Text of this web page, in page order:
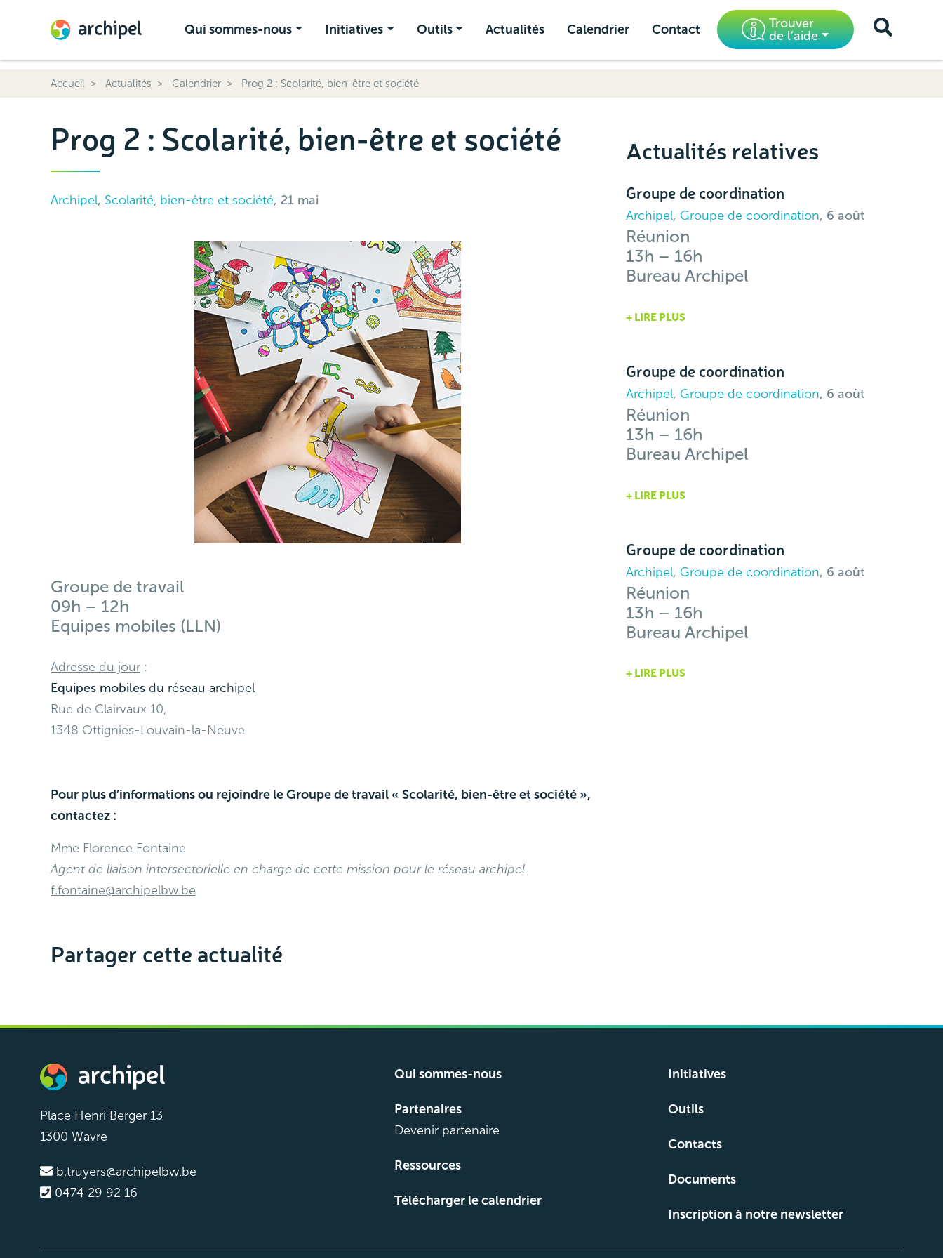
Qui sommes-nous Initiatives Outils Actualités Calendrier Contact
Trouver
de l’aide
Accueil Actualités Calendrier Prog 2 : Scolarité, bien-être et société
Prog 2 : Scolarité, bien-être et société
Archipel, Scolarité, bien-être et société, 21 mai
Groupe de travail
09h – 12h
Equipes mobiles (LLN)
Adresse du jour :
Equipes mobiles du réseau archipel
Rue de Clairvaux 10,
1348 Ottignies-Louvain-la-Neuve
Pour plus d’informations ou rejoindre le Groupe de travail « Scolarité, bien-être et société »,
contactez :
Mme Florence Fontaine
Agent de liaison intersectorielle en charge de cette mission pour le réseau archipel.
f.fontaine@archipelbw.be
Partager cette actualité
Actualités relatives
Groupe de coordination
Archipel, Groupe de coordination, 6 août
Réunion
13h – 16h
Bureau Archipel
+ LIRE PLUS
Groupe de coordination
Archipel, Groupe de coordination, 6 août
Réunion
13h – 16h
Bureau Archipel
+ LIRE PLUS
Groupe de coordination
Archipel, Groupe de coordination, 6 août
Réunion
13h – 16h
Bureau Archipel
+ LIRE PLUS
Place Henri Berger 13
1300 Wavre
b.truyers@archipelbw.be
0474 29 92 16
Qui sommes-nous
Partenaires
Devenir partenaire
Ressources
Télécharger le calendrier
Initiatives
Outils
Contacts
Documents
Inscription à notre newsletter